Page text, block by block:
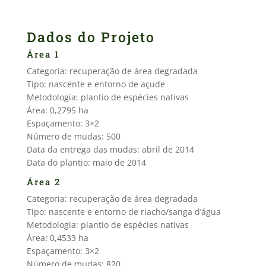
Dados do Projeto
Área 1
Categoria: recuperação de área degradada
Tipo: nascente e entorno de açude
Metodologia: plantio de espécies nativas
Área: 0,2795 ha
Espaçamento: 3×2
Número de mudas: 500
Data da entrega das mudas: abril de 2014
Data do plantio: maio de 2014
Área 2
Categoria: recuperação de área degradada
Tipo: nascente e entorno de riacho/sanga d’água
Metodologia: plantio de espécies nativas
Área: 0,4533 ha
Espaçamento: 3×2